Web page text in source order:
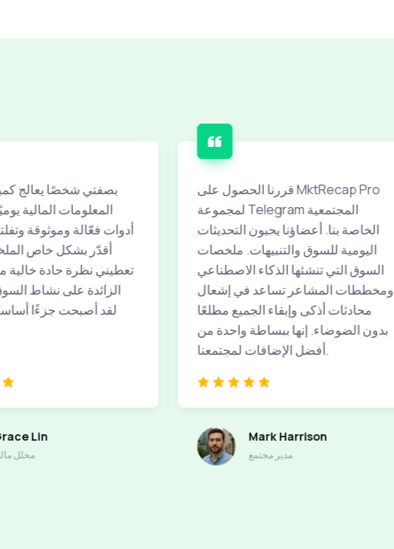
بصفتي شخصًا يعالج
المعلومات المالية
أدوات فعّالة وموثوقة
أقدّر بشكل خاص
تعطيني نظرة حادة خالية
الزائدة على نشاط
لقد أصبحت جزءًا
Lin
محلل
قررنا الحصول على MktRecap Pro
لمجموعة Telegram المجتمعية
الخاصة بنا. أعضاؤنا يحبون التحديثات
اليومية للسوق والتنبيهات. ملخصات
السوق التي تنشئها الذكاء الاصطناعي
ومخططات المشاعر تساعد في إشعال
محادثات أذكى وإبقاء الجميع مطلعًا
بدون الضوضاء. إنها ببساطة واحدة من
أفضل الإضافات لمجتمعنا.
Mark Harrison
مدير مجتمع